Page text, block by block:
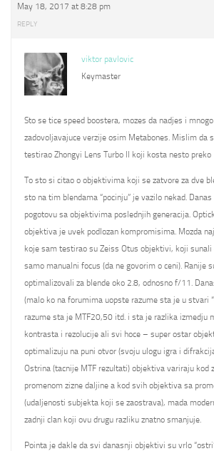
May 18, 2017 at 8:28 pm
REPLY
viktor pavlovic
Keymaster
Sto se tice speed boostera, mozes da nadjes i
zadovoljavajuce verzije osim Metabones. Mislim da
testirao Zhongyi Lens Turbo II koji kosta nesto preko
To sto si citao o objektivima koji se zatvore za dve
sto na tim blendama “pocinju” je vazilo nekad.
pogotovu sa objektivima poslednjih generacija.
objektiva je uvek podlozan kompromisima. Mozda
koje sam testirao su Zeiss Otus objektivi, koji
samo manualni focus (da ne govorim o ceni). Ranije
optimalizovali za blende oko 2.8, odnosno f/11.
(malo ko na forumima uopste razume sta je u stvari
razume sta je MTF20,50 itd. i sta je razlika izmedju
kontrasta i rezolucije ali svi hoce – super ostar
optimalizuju na puni otvor (svoju ulogu igra i
Ostrina (tacnije MTF rezultati) objektiva variraju kod
promenom zizne daljine a kod svih objektiva sa
(udaljenosti subjekta koji se zaostrava), mada
zadnji clan koji ovu drugu razliku znatno smanjuje.
Pointa je dakle da svi danasnji objektivi su vrlo